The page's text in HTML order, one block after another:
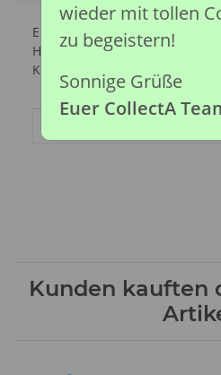
Ein riesiger Titanosaurier mit
Hals. Sein Körper war
Knochenpanzerplatten
Kunden kauften
wieder mit tollen
zu begeistern!
Sonnige Grüße
Euer CollectA